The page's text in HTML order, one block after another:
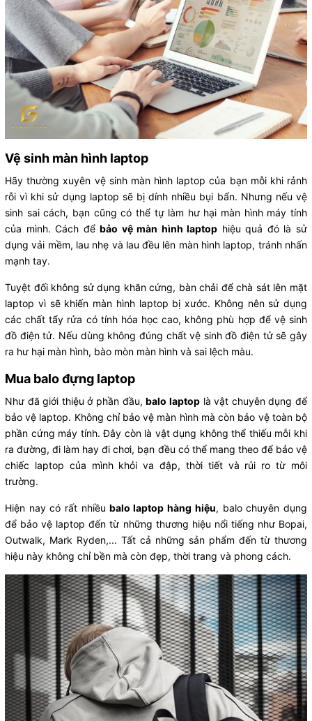
Vệ sinh màn hình laptop
Hãy thường xuyên vệ sinh màn hình laptop của bạn mỗi khi rảnh
rỗi vì khi sử dụng laptop sẽ bị dính nhiều bụi bẩn. Nhưng nếu vệ
sinh sai cách, bạn cũng có thể tự làm hư hại màn hình máy tính
của mình. Cách đểbảo vệ màn hình laptop hiệu quả đó là sử
dụng vải mềm, lau nhẹ và lau đều lên màn hình laptop, tránh nhấn
mạnh tay.
Tuyệt đối không sử dụng khăn cứng, bàn chải để chà sát lên mặt
laptop vì sẽ khiến màn hình laptop bị xước. Không nên sử dụng
các chất tẩy rửa có tính hóa học cao, không phù hợp để vệ sinh
đồ điện tử. Nếu dùng không đúng chất vệ sinh đồ điện tử sẽ gây
ra hư hại màn hình, bào mòn màn hình và sai lệch màu.
Mua balo đựng laptop
Như đã giới thiệu ở phần đầu,balo laptoplà vật chuyên dụng để
bảo vệ laptop. Không chỉ bảo vệ màn hình mà còn bảo vệ toàn bộ
phần cứng máy tính. Đây còn là vật dụng không thể thiếu mỗi khi
ra đường, đi làm hay đi chơi, bạn đều có thể mang theo để bảo vệ
chiếc laptop của mình khỏi va đập, thời tiết và rủi ro từ môi
trường.
Hiện nay có rất nhiều balo laptop hàng hiệu, balo chuyên dụng
để bảo vệ laptop đến từ những thương hiệu nổi tiếng như Bopai,
Outwalk, Mark Ryden,... Tất cả những sản phẩm đến từ thương
hiệu này không chỉ bền mà còn đẹp, thời trang và phong cách.